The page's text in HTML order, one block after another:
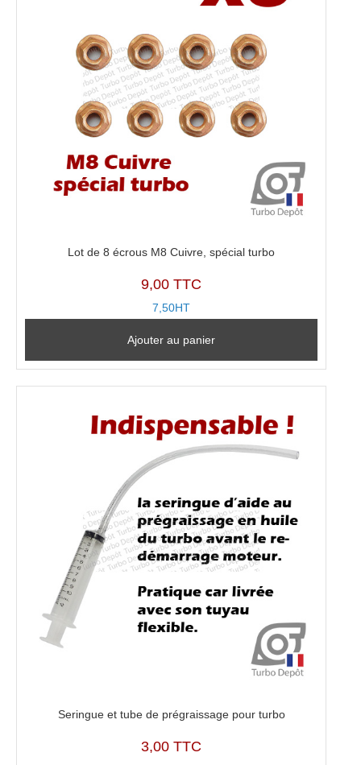
Lot de 8 écrous M8 Cuivre, spécial turbo
9,00 TTC
7,50HT
Ajouter au panier
Seringue et tube de prégraissage pour turbo
3,00 TTC